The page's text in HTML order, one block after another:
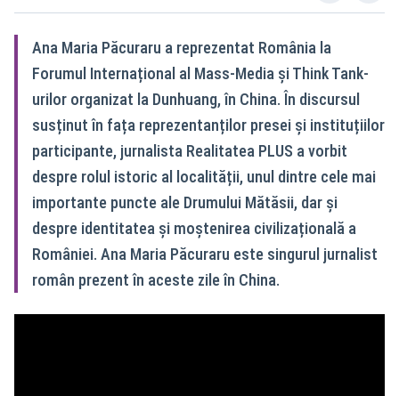
Ana Maria Păcuraru a reprezentat România la
Forumul Internațional al Mass-Media și Think Tank-
urilor organizat la Dunhuang, în China. În discursul
susținut în fața reprezentanților presei și instituțiilor
participante, jurnalista Realitatea PLUS a vorbit
despre rolul istoric al localității, unul dintre cele mai
importante puncte ale Drumului Mătăsii, dar și
despre identitatea și moștenirea civilizațională a
României. Ana Maria Păcuraru este singurul jurnalist
român prezent în aceste zile în China.